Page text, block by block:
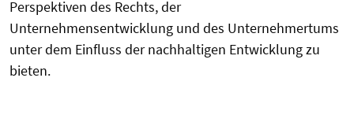
Perspektiven des Rechts, der
Unternehmensentwicklung und des Unternehmertums
unter dem Einfluss der nachhaltigen Entwicklung zu
bieten.